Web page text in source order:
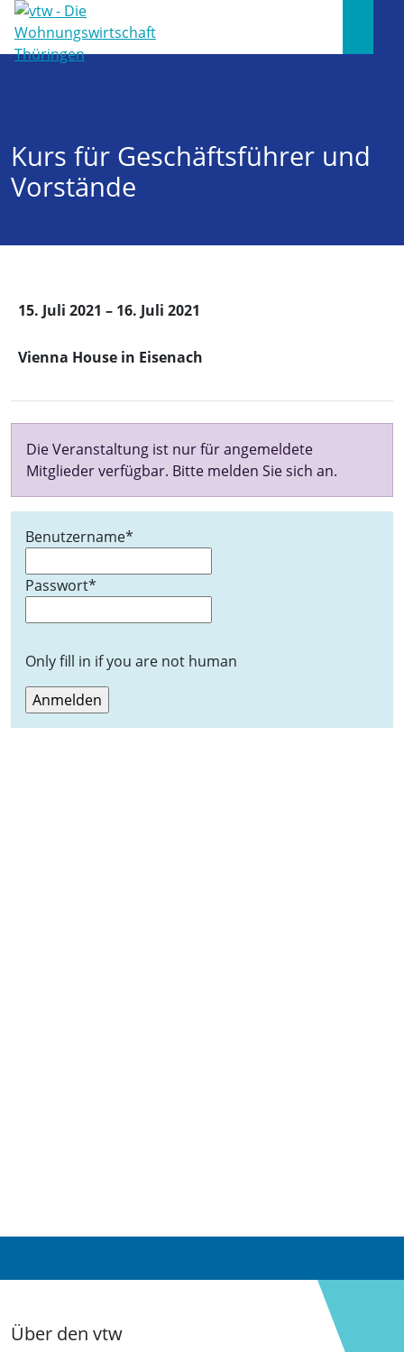
Kurs für Geschäftsführer und
Vorstände
15. Juli 2021 – 16. Juli 2021
Vienna House in Eisenach
Die Veranstaltung ist nur für angemeldete
Mitglieder verfügbar. Bitte melden Sie sich an.
Benutzername*
Passwort*
Only fill in if you are not human
Über den vtw